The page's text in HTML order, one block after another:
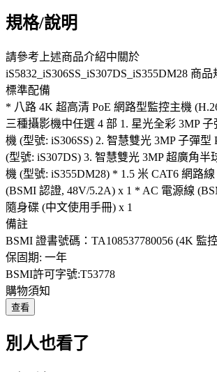
規格/說明
請參考上述商品介紹中關於
iS5832_iS306SS_iS307DS_iS355DM28 商品
標準配備
* 八路 4K 超高清 PoE 網路型監控主機
三種攝影機中任選 4 部 1. 星光全彩 3MP
機 (型號: iS306SS) 2. 智慧雙光 3MP 子彈型
(型號: iS307DS) 3. 智慧雙光 3MP 超廣角半
機 (型號: iS355DM28) * 1.5 米 CAT6 網路
(BSMI 認證, 48V/5.2A) x 1 * AC 電源線
隨身碟 (中文使用手冊) x 1
備註
BSMI 證書號碼：TA108537780056 (4K 監
保固期: 一年
BSMI許可字號:T53778
購物須知
查看
別人也看了